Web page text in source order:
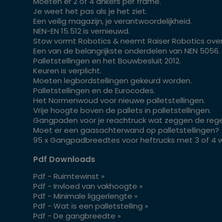
Je weet het pas als je het ziet.
Een veilig magazijn, je verantwoordelijkheid.
NEN-EN 15.512 is vernieuwd.
Stow vormt Robotics & neemt Raiser Robotics
Een van de belangrijkste onderdelen van NEN 5056.
Palletstellingen en het Bouwbesluit 2012.
Keuren is verplicht.
Moeten legbordstellingen gekeurd worden.
Palletstellingen en de Eurocodes.
Het Normenwoud voor nieuwe palletstellingen.
Vrije hoogte boven de pallets in palletstellingen.
Gangpaden voor je reachtruck wat zeggen de
Moet er een gaasachterwand op palletstellingen?
95 x Gangpadbreedtes voor heftrucks met 3 of 4
Pdf Downloads
Pdf - Ruimtewinst »
Pdf - Invloed van vakhoogte »
Pdf - Minimale liggerlengte »
Pdf - Wat is een palletstelling »
Pdf - De gangbreedte »